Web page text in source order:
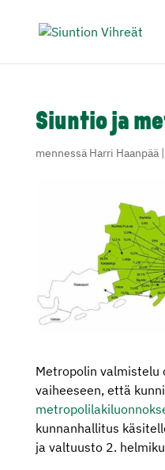
Siuntio ja
mennessä Harri Haanpää|
Metropolin valmistelu
vaiheeseen, että
kunnanhallitus
ja valtuusto 2.